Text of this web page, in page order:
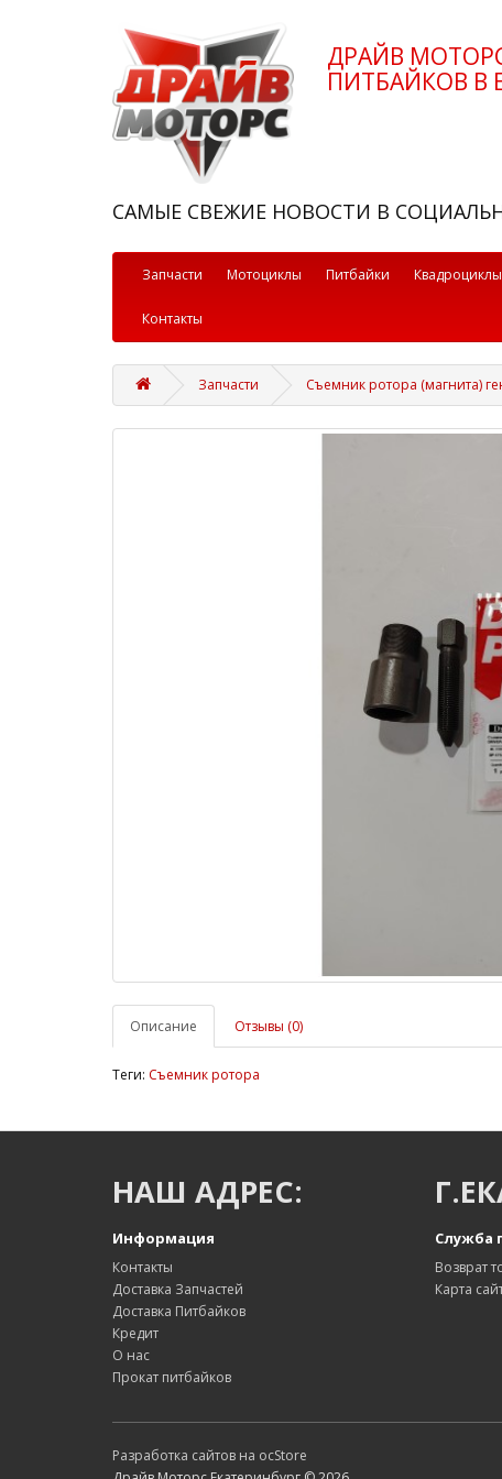
ДРАЙВ
ПИТБАЙКОВ В
САМЫЕ СВЕЖИЕ НОВОСТИ В
Запчасти Мотоциклы Питбайки Квадроциклы
Контакты
Запчасти Съемник ротора (магнита)
Описание Отзывы (0)
Теги: Съемник ротора
НАШ АДРЕС:
Информация
Контакты
Доставка Запчастей
Доставка Питбайков
Кредит
О нас
Прокат питбайков
Служба
Возврат
Карта
Разработка сайтов на ocStore